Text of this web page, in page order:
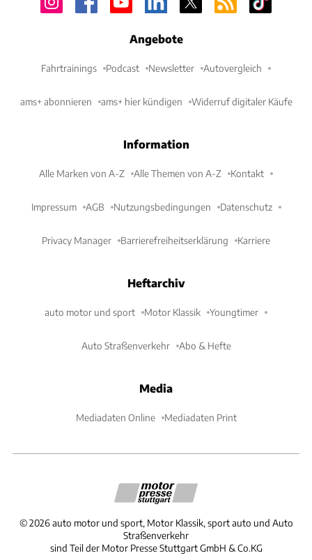
Angebote
Fahrtrainings Podcast Newsletter Autovergleich
ams+ abonnieren ams+ hier kündigen Widerruf digitaler Käufe
Information
Alle Marken von A-Z Alle Themen von A-Z Kontakt
Impressum AGB Nutzungsbedingungen Datenschutz
Privacy Manager Barrierefreiheitserklärung Karriere
Heftarchiv
auto motor und sport Motor Klassik Youngtimer
Auto Straßenverkehr Abo & Hefte
Media
Mediadaten Online Mediadaten Print
©2026 auto motor und sport, Motor Klassik, sport auto und Auto
Straßenverkehr
sind Teil der Motor Presse Stuttgart GmbH & Co.KG